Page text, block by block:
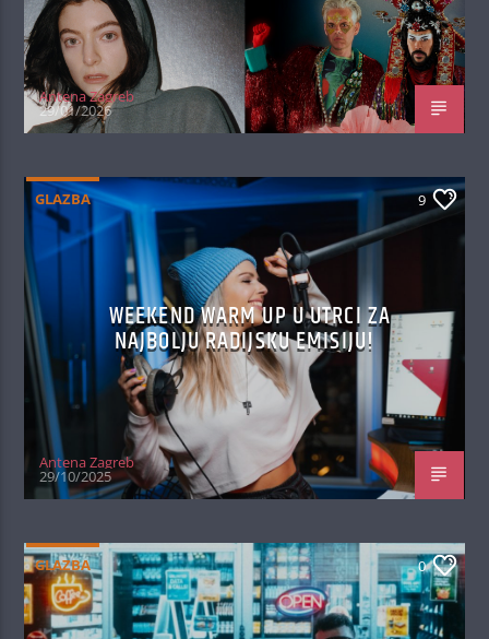
Antena Zagreb
29/01/2026
GLAZBA 9
WEEKEND WARM UP U UTRCI ZA
NAJBOLJU RADIJSKU EMISIJU!
Antena Zagreb
29/10/2025
GLAZBA 0